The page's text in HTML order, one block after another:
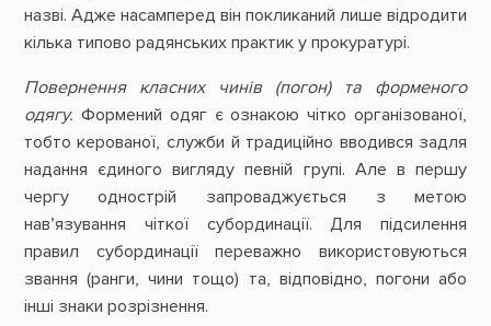
назві. Адже насамперед він покликаний лише відродити
кілька типово радянських практик у прокуратурі.
Повернення класних чинів (погон) та форменого
одягу. Формений одяг є ознакою чітко організованої,
тобто керованої, служби й традиційно вводився задля
надання єдиного вигляду певній групі. Але в першу
чергу однострій запроваджується з метою
нав’язування чіткої субординації. Для підсилення
правил субординації переважно використовуються
звання (ранги, чини тощо) та, відповідно, погони або
інші знаки розрізнення.